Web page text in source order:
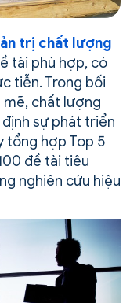
trị chất lượng
tài phù hợp, có
tiễn. Trong bối
mẽ, chất lượng
sự phát triển
tổng hợp Top 5
đề tài tiêu
nghiên cứu hiệu